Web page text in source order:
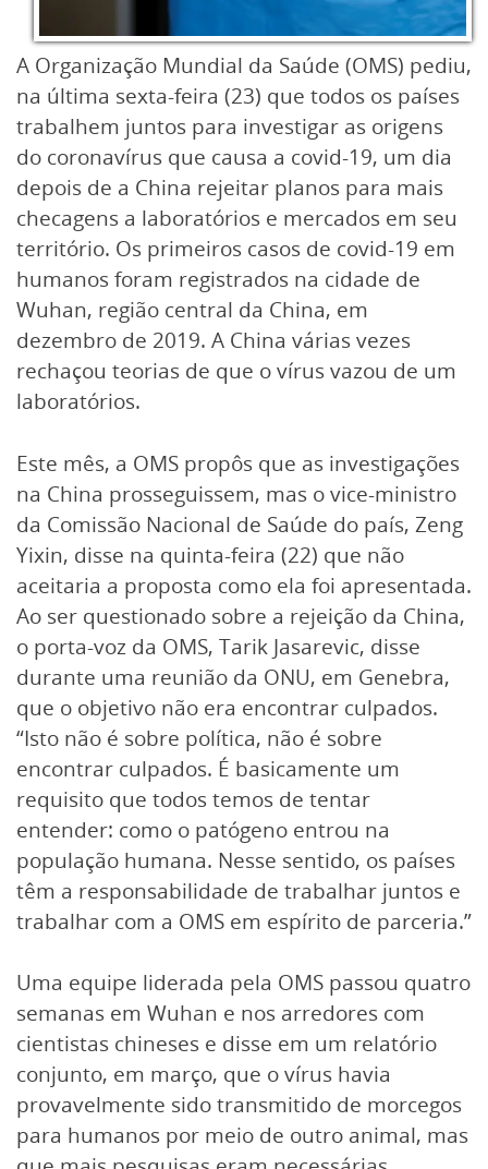
A Organização Mundial da Saúde (OMS) pediu,
na última sexta-feira (23) que todos os países
trabalhem juntos para investigar as origens
do coronavírus que causa a covid-19, um dia
depois de a China rejeitar planos para mais
checagens a laboratórios e mercados em seu
território. Os primeiros casos de covid-19 em
humanos foram registrados na cidade de
Wuhan, região central da China, em
dezembro de 2019. A China várias vezes
rechaçou teorias de que o vírus vazou de um
laboratórios.
Este mês, a OMS propôs que as investigações
na China prosseguissem, mas o vice-ministro
da Comissão Nacional de Saúde do país, Zeng
Yixin, disse na quinta-feira (22) que não
aceitaria a proposta como ela foi apresentada.
Ao ser questionado sobre a rejeição da China,
o porta-voz da OMS, Tarik Jasarevic, disse
durante uma reunião da ONU, em Genebra,
que o objetivo não era encontrar culpados.
“Isto não é sobre política, não é sobre
encontrar culpados. É basicamente um
requisito que todos temos de tentar
entender: como o patógeno entrou na
população humana. Nesse sentido, os países
têm a responsabilidade de trabalhar juntos e
trabalhar com a OMS em espírito de parceria.”
Uma equipe liderada pela OMS passou quatro
semanas em Wuhan e nos arredores com
cientistas chineses e disse em um relatório
conjunto, em março, que o vírus havia
provavelmente sido transmitido de morcegos
para humanos por meio de outro animal, mas